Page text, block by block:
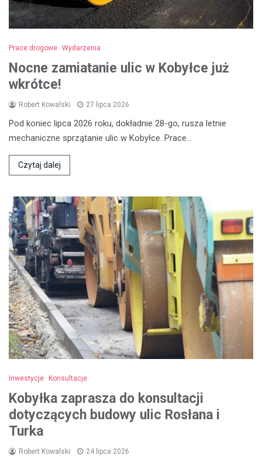
Prace drogowe Wydarzenia
Nocne zamiatanie ulic w Kobyłce już
wkrótce!
Robert Kowalski 27 lipca 2026
Pod koniec lipca 2026 roku, dokładnie 28-go, rusza letnie
mechaniczne sprzątanie ulic w Kobyłce. Prace…
Czytaj dalej
Inwestycje Konsultacje
Kobyłka zaprasza do konsultacji
dotyczących budowy ulic Rosłana i
Turka
Robert Kowalski 24 lipca 2026